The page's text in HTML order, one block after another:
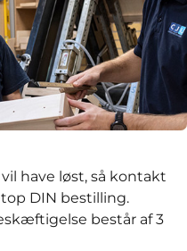
have løst, så kontakt
DIN bestilling.
består af 3